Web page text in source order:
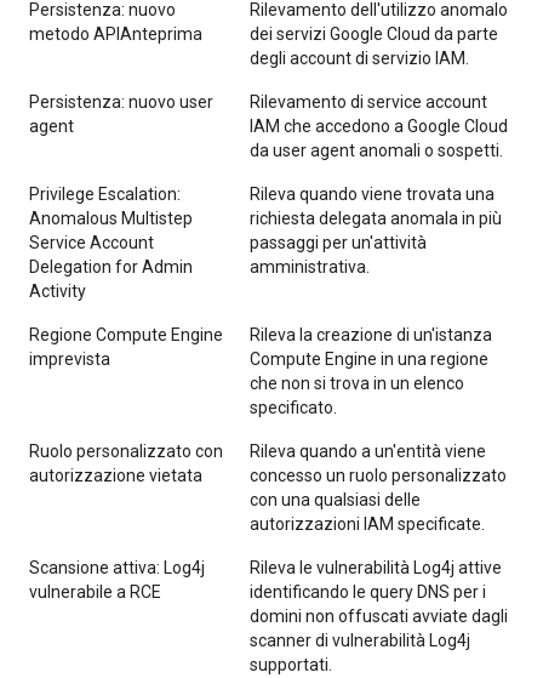
Persistenza: nuovo
metodo APIAnteprima
Rilevamento dell'utilizzo anomalo
dei servizi Google Cloud da parte
degli account di servizio IAM.
Persistenza: nuovo user
agent
Rilevamento di service account
IAM che accedono a Google Cloud
da user agent anomali o sospetti.
Privilege Escalation:
Anomalous Multistep
Service Account
Delegation for Admin
Activity
Rileva quando viene trovata una
richiesta delegata anomala in più
passaggi per un'attività
amministrativa.
Regione Compute Engine
imprevista
Rileva la creazione di un'istanza
Compute Engine in una regione
che non si trova in un elenco
specificato.
Ruolo personalizzato con
autorizzazione vietata
Rileva quando a un'entità viene
concesso un ruolo personalizzato
con una qualsiasi delle
autorizzazioni IAM specificate.
Scansione attiva: Log4j
vulnerabile a RCE
Rileva le vulnerabilità Log4j attive
identificando le query DNS per i
domini non offuscati avviate dagli
scanner di vulnerabilità Log4j
supportati.